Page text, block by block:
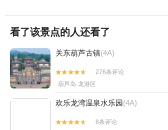
看了该景点的人还看了
关东葫芦古镇(4A)


276条评论
葫芦岛·龙港区
欢乐龙湾温泉水乐园(4A)


8条评论